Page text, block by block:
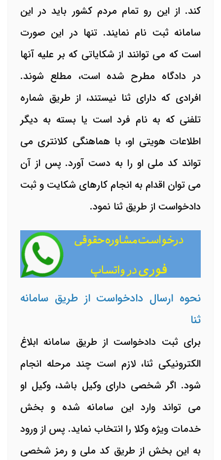
کند. از این رو تمام مردم کشور باید در این
سامانه ثبت نام نمایند. تنها در این صورت
است که می توانند از شکایاتی که بر علیه آنها
در دادگاه مطرح شده است، مطلع شوند.
افرادی که دارای ثنا نیستند، از طریق شماره
تلفنی که به نام فرد است یا بسته به دیگر
اطلاعات هویتی او، با هماهنگی کلانتری می
تواند کد ملی او را به دست آورد. پس از آن
می توان اقدام به انجام کارهای شکایت و ثبت
دادخواست از طریق ثنا نمود.
نحوه ارسال دادخواست از طریق سامانه
ثنا
برای ثبت دادخواست از طریق سامانه ابلاغ
الکترونیکی ثنا، لازم است چند مرحله انجام
شود. اگر شخصی دارای وکیل باشد، وکیل او
می تواند وارد این سامانه شده و بخش
خدمات ویژه وکلا را انتخاب نماید. پس از ورود
به این بخش از طریق کد ملی و رمز شخصی